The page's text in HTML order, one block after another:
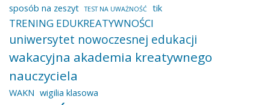
sposób na zeszyt
TEST NA UWAŻNOŚĆ tik
TRENING EDUKREATYWNOŚCI
uniwersytet nowoczesnej edukacji
wakacyjna akademia kreatywnego
nauczyciela
WAKN wigilia klasowa